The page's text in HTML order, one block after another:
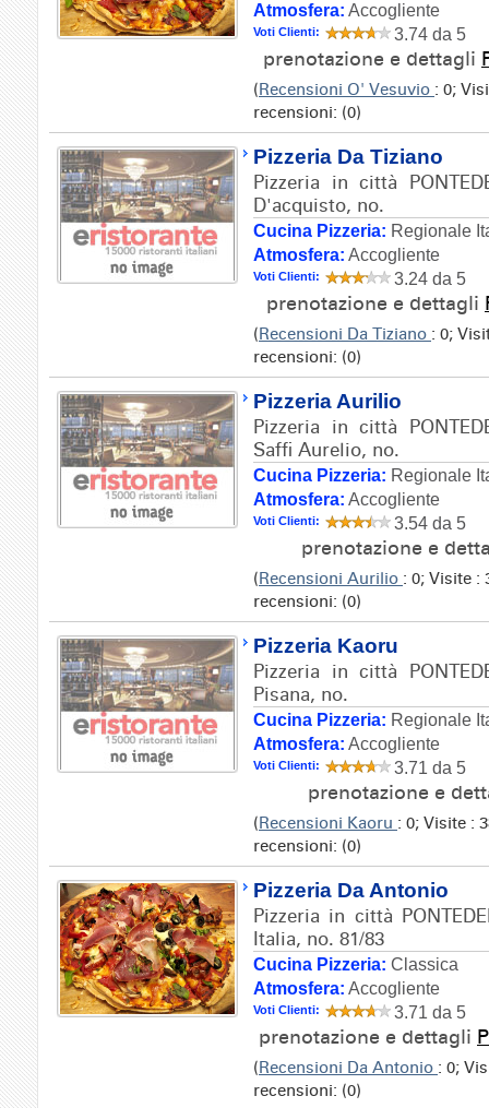
Atmosfera: Accogliente
Voti Clienti: 3.74 da 5
prenotazione e dettagli
(Recensioni O' Vesuvio : 0;
recensioni: (0)
Pizzeria Da Tiziano
Pizzeria in città
D'acquisto, no.
Cucina Pizzeria: Regionale
Atmosfera: Accogliente
Voti Clienti: 3.24 da 5
prenotazione e dettagli
(Recensioni Da Tiziano : 0;
recensioni: (0)
Pizzeria Aurilio
Pizzeria in città
Saffi Aurelio, no.
Cucina Pizzeria: Regionale
Atmosfera: Accogliente
Voti Clienti: 3.54 da 5
prenotazione e
(Recensioni Aurilio : 0; Visite :
recensioni: (0)
Pizzeria Kaoru
Pizzeria in città
Pisana, no.
Cucina Pizzeria: Regionale
Atmosfera: Accogliente
Voti Clienti: 3.71 da 5
prenotazione e
(Recensioni Kaoru : 0; Visite :
recensioni: (0)
Pizzeria Da Antonio
Pizzeria in città
Italia, no. 81/83
Cucina Pizzeria: Classica
Atmosfera: Accogliente
Voti Clienti: 3.71 da 5
prenotazione e dettagli
(Recensioni Da Antonio : 0;
recensioni: (0)